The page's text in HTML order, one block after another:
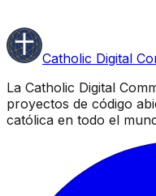
Catholic Digital
La Catholic Digital
proyectos de código
católica en todo el